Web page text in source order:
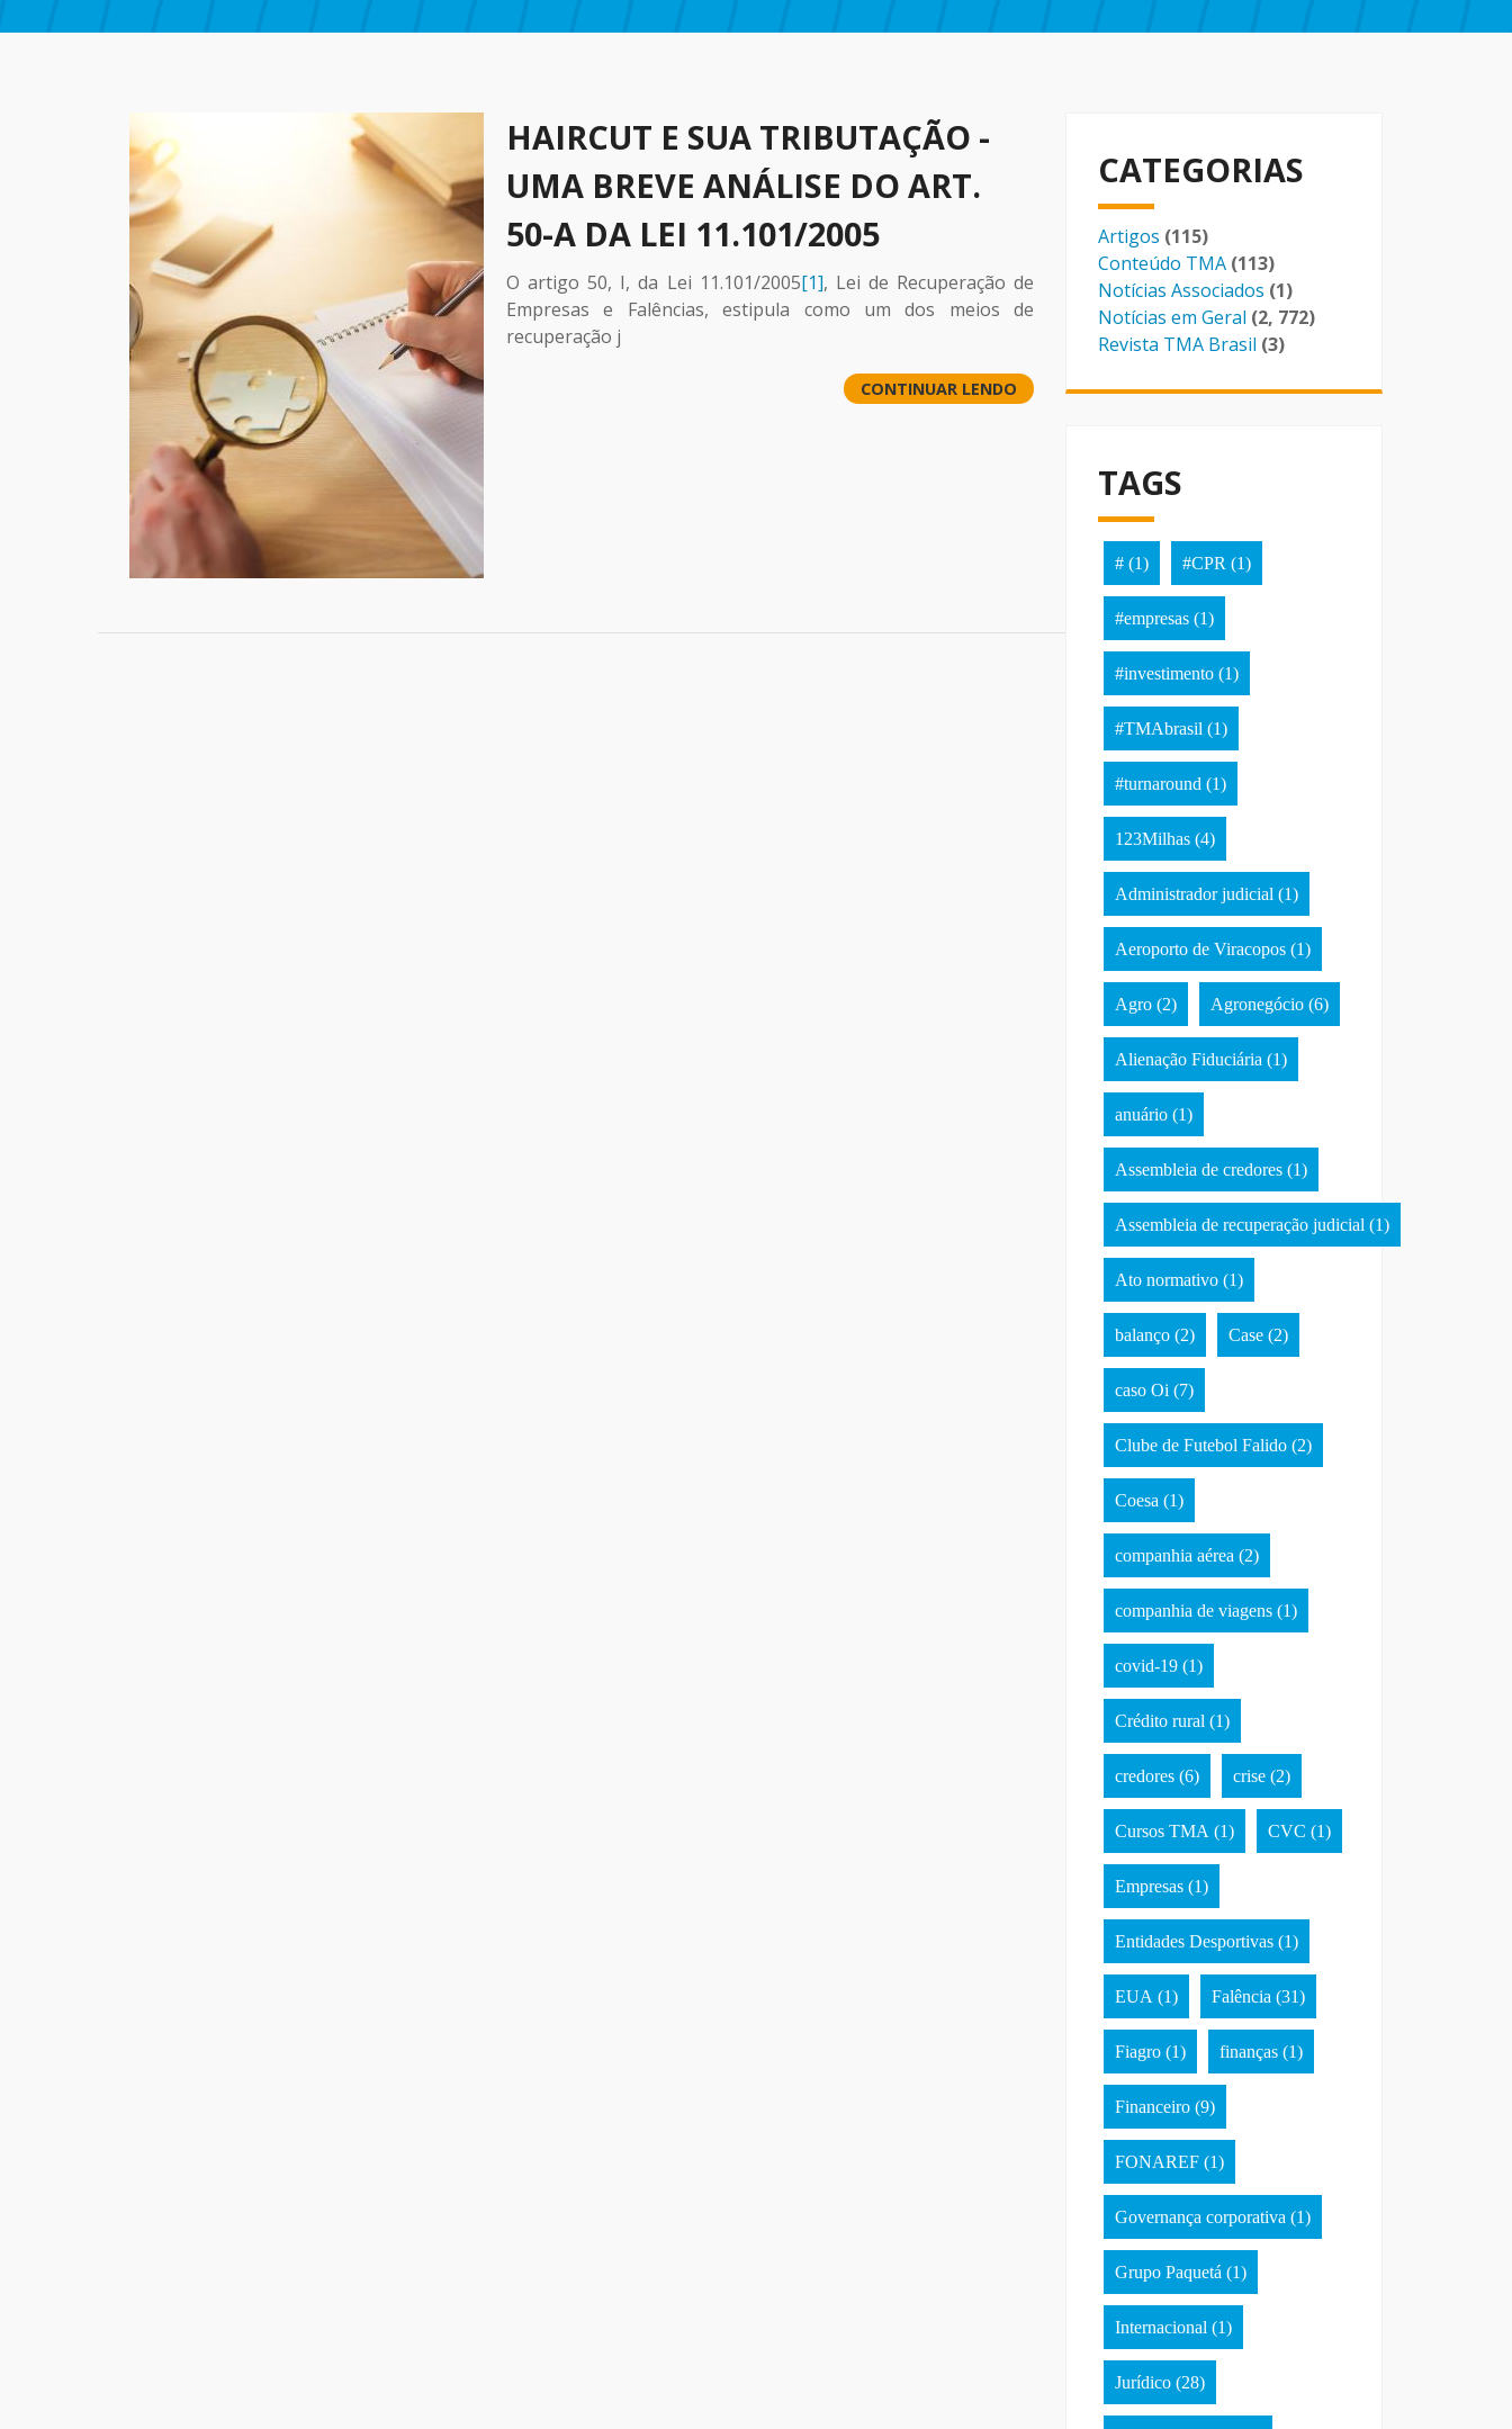
HAIRCUT E SUA TRIBUTAÇÃO -
UMA BREVE ANÁLISE DO ART.
50-A DA LEI 11.101/2005
O artigo 50, I, da Lei 11.101/2005[1], Lei de Recuperação de
Empresas e Falências, estipula como um dos meios de
recuperação j
CONTINUAR LENDO
CATEGORIAS
Artigos (115)
Conteúdo TMA (113)
Notícias Associados (1)
Notícias em Geral (2, 772)
Revista TMA Brasil (3)
TAGS
# (1) #CPR (1)
#empresas (1)
#investimento (1)
#TMAbrasil (1)
#turnaround (1)
123Milhas (4)
Administrador judicial (1)
Aeroporto de Viracopos (1)
Agro (2) Agronegócio (6)
Alienação Fiduciária (1)
anuário (1)
Assembleia de credores (1)
Assembleia de recuperação judicial (1)
Ato normativo (1)
balanço (2) Case (2)
caso Oi (7)
Clube de Futebol Falido (2)
Coesa (1)
companhia aérea (2)
companhia de viagens (1)
covid-19 (1)
Crédito rural (1)
credores (6) crise (2)
Cursos TMA (1) CVC (1)
Empresas (1)
Entidades Desportivas (1)
EUA (1) Falência (31)
Fiagro (1) finanças (1)
Financeiro (9)
FONAREF (1)
Governança corporativa (1)
Grupo Paquetá (1)
Internacional (1)
Jurídico (28)